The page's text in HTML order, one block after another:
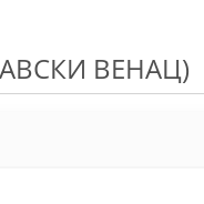
ВЕНАЦ)